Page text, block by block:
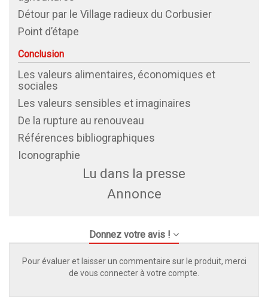
Détour par le Village radieux du Corbusier
Point d’étape
Conclusion
Les valeurs alimentaires, économiques et
sociales
Les valeurs sensibles et imaginaires
De la rupture au renouveau
Références bibliographiques
Iconographie
Lu dans la presse
Annonce
Donnez votre avis !
Pour évaluer et laisser un commentaire sur le produit, merci
de vous connecter à votre compte.